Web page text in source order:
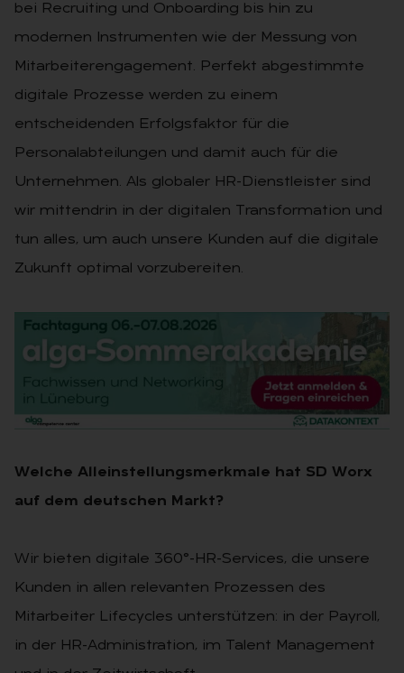
bei Recruiting und Onboarding bis hin zu
modernen Instrumenten wie der Messung von
Mitarbeiterengagement. Perfekt abgestimmte
digitale Prozesse werden zu einem
entscheidenden Erfolgsfaktor für die
Personalabteilungen und damit auch für die
Unternehmen. Als globaler HR-Dienstleister sind
wir mittendrin in der digitalen Transformation und
tun alles, um auch unsere Kunden auf die digitale
Zukunft optimal vorzubereiten.
Welche Alleinstellungsmerkmale hat SD Worx
auf dem deutschen Markt?
Wir bieten digitale 360°-HR-Services, die unsere
Kunden in allen relevanten Prozessen des
Mitarbeiter Lifecycles unterstützen: in der Payroll,
in der HR-Administration, im Talent Management